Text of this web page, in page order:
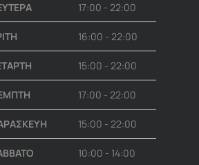
17:00 - 22:00
16:00 - 22:00
15:00 - 22:00
17:00 - 22:00
15:00 - 22:00
10:00 - 14:00